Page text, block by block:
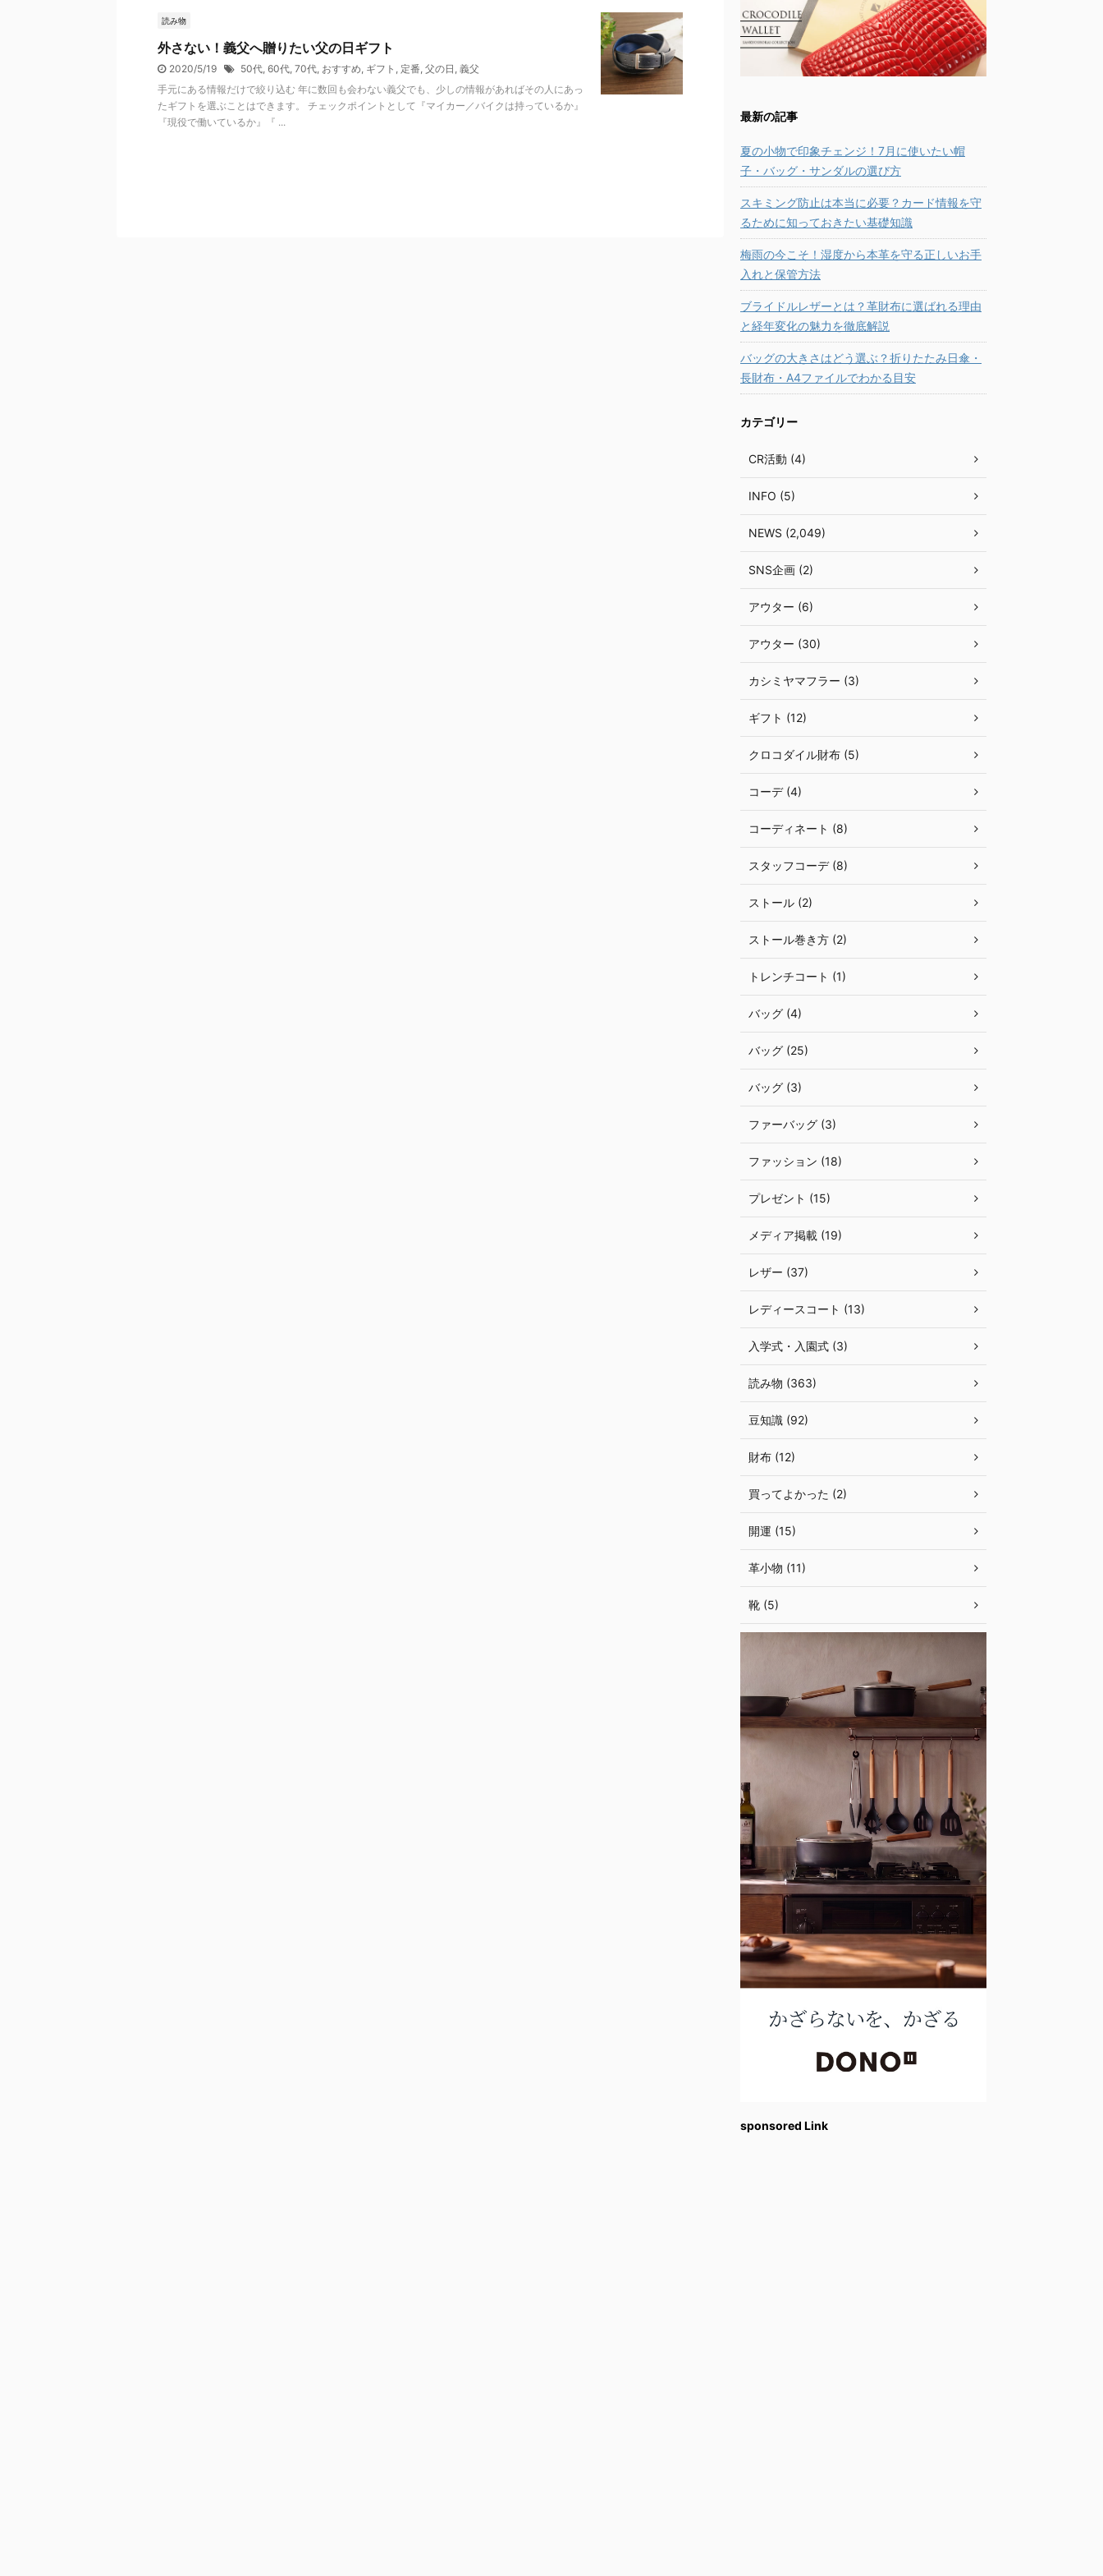
読み物
外さない！義父へ贈りたい父の日ギフト
2020/5/19 50代, 60代, 70代, おすすめ, ギフト , 定番, 父の日 , 義父
手元にある情報だけで絞り込む 年に数回も会わない義父でも、少しの情報があればその人にあっ
たギフトを選ぶことはできます。 チェックポイントとして『マイカー／バイクは持っているか』
『現役で働いているか』『 ...
最新の記事
夏の小物で印象チェンジ！7月に使いたい帽
子・バッグ・サンダルの選び方
スキミング防止は本当に必要？カード情報を守
るために知っておきたい基礎知識
梅雨の今こそ！湿度から本革を守る正しいお手
入れと保管方法
ブライドルレザーとは？革財布に選ばれる理由
と経年変化の魅力を徹底解説
バッグの大きさはどう選ぶ？折りたたみ日傘・
長財布・A4ファイルでわかる目安
カテゴリー
CR活動 (4)
INFO (5)
NEWS (2,049)
SNS企画 (2)
アウター (6)
アウター (30)
カシミヤマフラー (3)
ギフト (12)
クロコダイル財布 (5)
コーデ (4)
コーディネート (8)
スタッフコーデ (8)
ストール (2)
ストール巻き方 (2)
トレンチコート (1)
バッグ (4)
バッグ (25)
バッグ (3)
ファーバッグ (3)
ファッション (18)
プレゼント (15)
メディア掲載 (19)
レザー (37)
レディースコート (13)
入学式・入園式 (3)
読み物 (363)
豆知識 (92)
財布 (12)
買ってよかった (2)
開運 (15)
革小物 (11)
靴 (5)
sponsored Link